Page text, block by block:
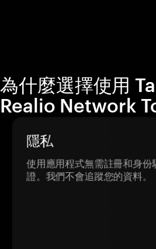
為什麼選擇使用
Realio Network
隱私
使用應用程式無需註冊和身份
證。我們不會追蹤您的資料。